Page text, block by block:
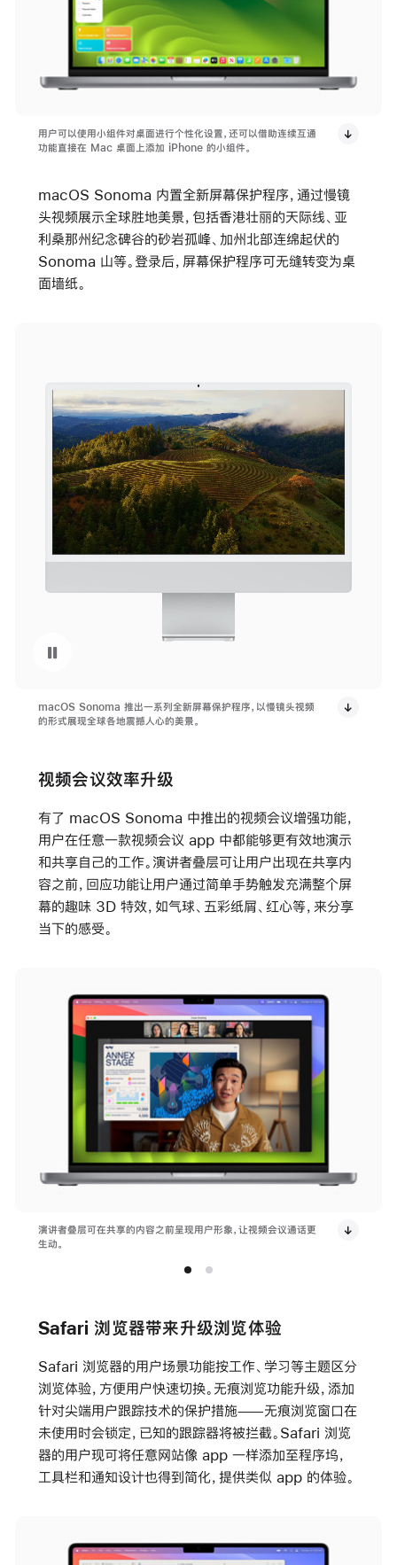
用户可以使用小组件对桌面进行个性化设置，还可以借助连续互通
功能直接在 Mac 桌面上添加 iPhone 的小组件。
macOS Sonoma 内置全新屏幕保护程序，通过慢镜
头视频展示全球胜地美景，包括香港壮丽的天际线、亚
利桑那州纪念碑谷的砂岩孤峰、加州北部连绵起伏的
Sonoma 山等。登录后，屏幕保护程序可无缝转变为桌
面墙纸。
暂停播放视频 macOS Sonoma 的屏幕保护程序
macOS Sonoma 推出一系列全新屏幕保护程序，以慢镜头视频
的形式展现全球各地震撼人心的美景。
视频会议效率升级
有了 macOS Sonoma 中推出的视频会议增强功能，
用户在任意一款视频会议 app 中都能够更有效地演示
和共享自己的工作。演讲者叠层可让用户出现在共享内
容之前，回应功能让用户通过简单手势触发充满整个屏
幕的趣味 3D 特效，如气球、五彩纸屑、红心等，来分享
当下的感受。
演讲者叠层可在共享的内容之前呈现用户形象，让视频会议通话更
生动。
Safari 浏览器带来升级浏览体验
Safari 浏览器的用户场景功能按工作、学习等主题区分
浏览体验，方便用户快速切换。无痕浏览功能升级，添加
针对尖端用户跟踪技术的保护措施——无痕浏览窗口在
未使用时会锁定，已知的跟踪器将被拦截。Safari 浏览
器的用户现可将任意网站像 app 一样添加至程序坞，
工具栏和通知设计也得到简化，提供类似 app 的体验。